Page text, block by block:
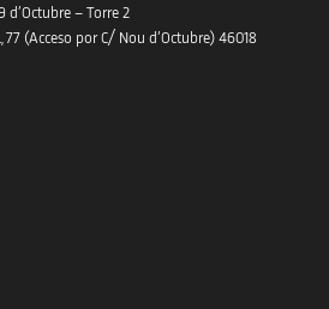
– Torre 2
77 (Acceso por C/ Nou d’Octubre) 46018